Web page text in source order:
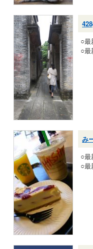
○最
○最
み
○最
○最